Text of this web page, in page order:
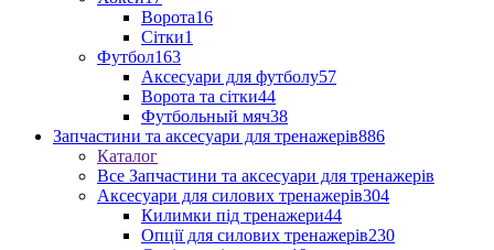
Ворота16
Сітки1
Футбол163
Аксесуари для футболу57
Ворота та сітки44
Футбольный мяч38
Запчастини та аксесуари для тренажерів886
Каталог
Все Запчастини та аксесуари для тренажерів
Аксесуари для силових тренажерів304
Килимки під тренажери44
Опції для силових тренажерів230